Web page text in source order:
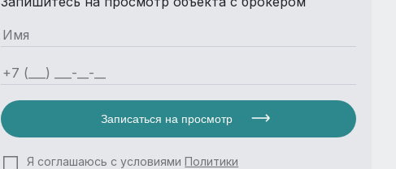
Записаться на просмотр
Я соглашаюсь с условиямиПолитики